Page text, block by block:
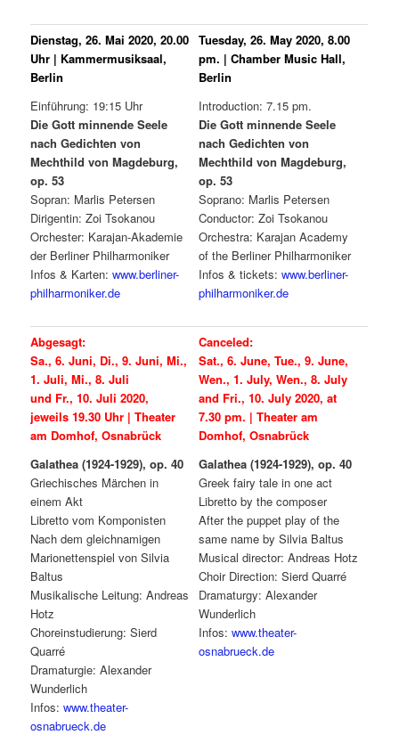
Dienstag, 26. Mai 2020, 20.00
Uhr | Kammermusiksaal,
Berlin
Einführung: 19:15 Uhr
Die Gott minnende Seele
nach Gedichten von
Mechthild von Magdeburg,
op. 53
Sopran: Marlis Petersen
Dirigentin: Zoi Tsokanou
Orchester: Karajan-Akademie
der Berliner Philharmoniker
Infos & Karten:www.berliner-
philharmoniker.de
Tuesday, 26. May 2020, 8.00
pm. | Chamber Music Hall,
Berlin
Introduction: 7.15 pm.
Die Gott minnende Seele
nach Gedichten von
Mechthild von Magdeburg,
op. 53
Soprano: Marlis Petersen
Conductor: Zoi Tsokanou
Orchestra: Karajan Academy
of the Berliner Philharmoniker
Infos & tickets:www.berliner-
philharmoniker.de
Abgesagt:
Sa., 6. Juni, Di., 9. Juni, Mi.,
1. Juli, Mi., 8. Juli
und Fr., 10. Juli 2020,
jeweils 19.30 Uhr | Theater
am Domhof, Osnabrück
Galathea (1924-1929), op. 40
Griechisches Märchen in
einem Akt
Libretto vom Komponisten
Nach dem gleichnamigen
Marionettenspiel von Silvia
Baltus
Musikalische Leitung: Andreas
Hotz
Choreinstudierung: Sierd
Quarré
Dramaturgie: Alexander
Wunderlich
Infos:www.theater-
osnabrueck.de
Canceled:
Sat., 6. June, Tue., 9. June,
Wen., 1. July, Wen., 8. July
and Fri., 10. July 2020, at
7.30 pm. | Theater am
Domhof, Osnabrück
Galathea (1924-1929), op. 40
Greek fairy tale in one act
Libretto by the composer
After the puppet play of the
same name by Silvia Baltus
Musical director: Andreas Hotz
Choir Direction: Sierd Quarré
Dramaturgy: Alexander
Wunderlich
Infos:www.theater-
osnabrueck.de